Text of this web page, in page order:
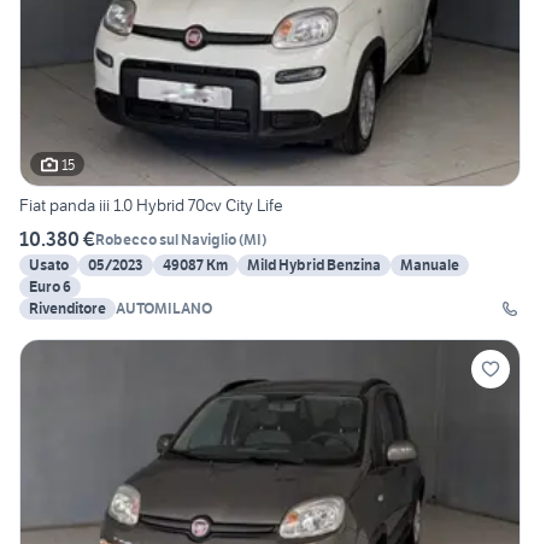
15
Fiat panda iii 1.0 Hybrid 70cv City Life
10.380 €Robecco sul Naviglio(MI)
Usato
05/2023 49087 Km Mild Hybrid Benzina
Manuale
Euro 6
Rivenditore AUTOMILANO